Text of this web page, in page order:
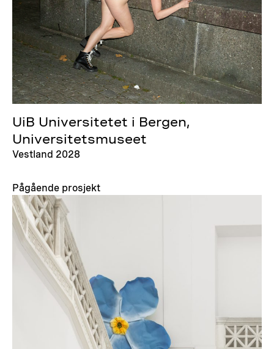
UiB Universitetet i Bergen,
Universitetsmuseet
Vestland 2028
Pågående prosjekt